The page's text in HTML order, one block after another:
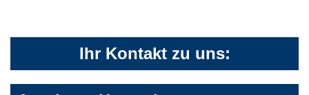
Ihr Kontakt zu uns: